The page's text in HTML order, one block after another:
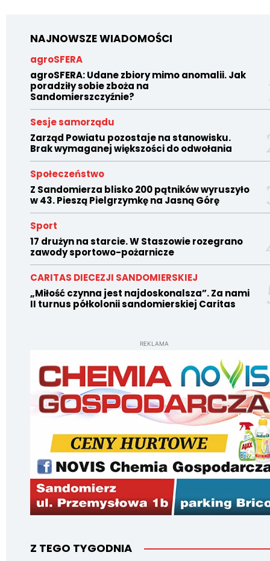
NAJNOWSZE WIADOMOŚCI
agroSFERA
agroSFERA: Udane zbiory mimo anomalii. Jak
poradziły sobie zboża na
Sandomierszczyźnie?
Sesje samorządu
Zarząd Powiatu pozostaje na stanowisku.
Brak wymaganej większości do odwołania
Społeczeństwo
Z Sandomierza blisko 200 pątników wyruszyło
w 43. Pieszą Pielgrzymkę na Jasną Górę
Sport
17 drużyn na starcie. W Staszowie rozegrano
zawody sportowo-pożarnicze
CARITAS DIECEZJI SANDOMIERSKIEJ
„Miłość czynna jest najdoskonalsza”. Za nami
II turnus półkolonii sandomierskiej Caritas
REKLAMA
Z TEGO TYGODNIA